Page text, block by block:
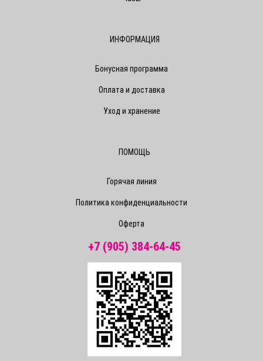
ИНФОРМАЦИЯ
Бонусная программа
Оплата и доставка
Уход и хранение
ПОМОЩЬ
Горячая линия
Политика конфиденциальности
Оферта
+7 (905) 384-64-45